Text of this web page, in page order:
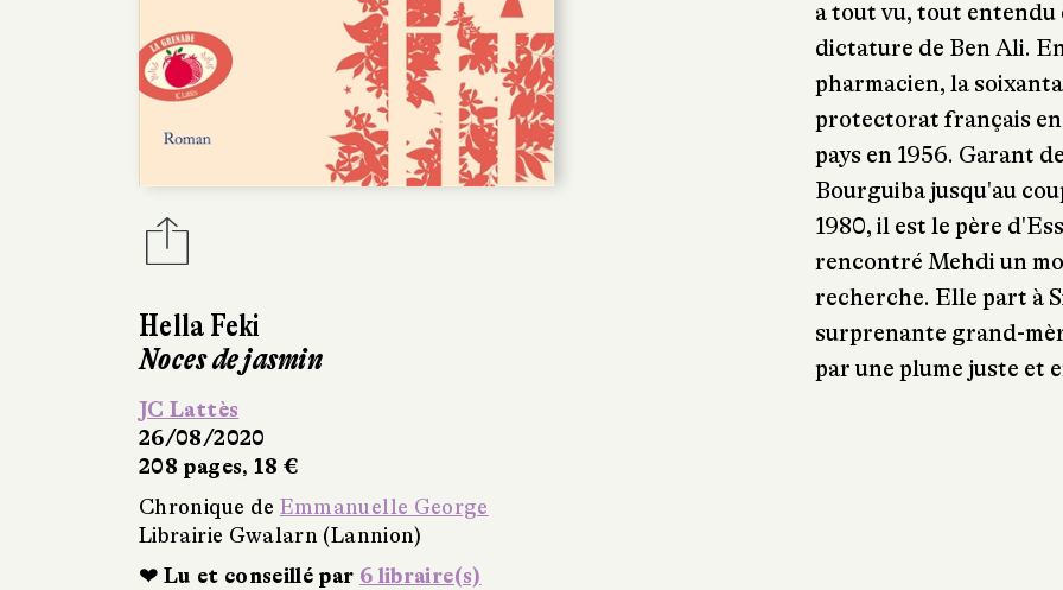
Hella Feki
Noces de jasmin
JC Lattès
26/08/2020
208 pages, 18 €
Chronique de Emmanuelle George
Librairie Gwalarn (Lannion)
❤ Lu et conseillé par 6 libraire(s)
a tout vu, tout entendu
dictature de Ben Ali.
pharmacien, la
protectorat français en
pays en 1956. Garant
Bourguiba jusqu'au
1980, il est le père
rencontré Mehdi un
recherche. Elle part à
surprenante grand-
par une plume juste et